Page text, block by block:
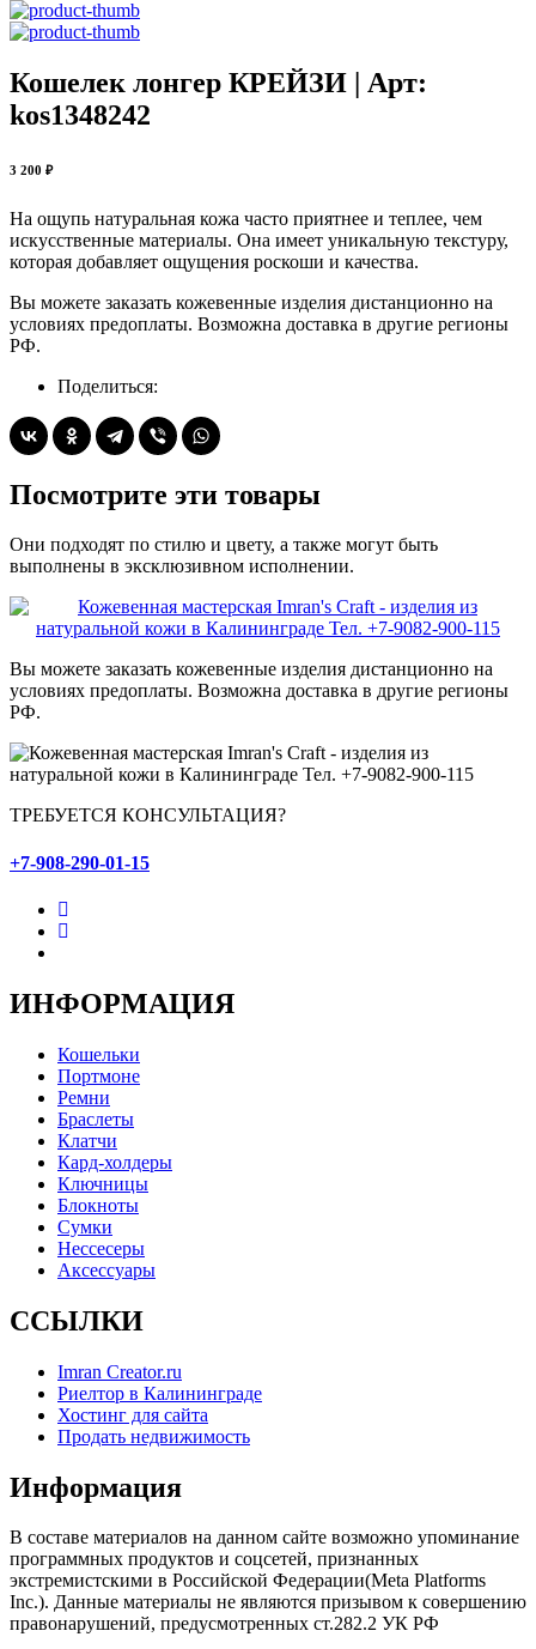
Кошелек лонгер КРЕЙЗИ | Арт:
kos1348242
3 200 ₽
На ощупь натуральная кожа часто приятнее и теплее, чем
искусственные материалы. Она имеет уникальную текстуру,
которая добавляет ощущения роскоши и качества.
Вы можете заказать кожевенные изделия дистанционно на
условиях предоплаты. Возможна доставка в другие регионы
РФ.
Поделиться:
Посмотрите эти товары
Они подходят по стилю и цвету, а также могут быть
выполнены в эксклюзивном исполнении.
Вы можете заказать кожевенные изделия дистанционно на
условиях предоплаты. Возможна доставка в другие регионы
РФ.
ТРЕБУЕТСЯ КОНСУЛЬТАЦИЯ?
+7-908-290-01-15
ИНФОРМАЦИЯ
Кошельки
Портмоне
Ремни
Браслеты
Клатчи
Кард-холдеры
Ключницы
Блокноты
Сумки
Нессесеры
Аксессуары
ССЫЛКИ
Imran Creator.ru
Риелтор в Калининграде
Хостинг для сайта
Продать недвижимость
Информация
В составе материалов на данном сайте возможно упоминание
программных продуктов и соцсетей, признанных
экстремистскими в Российской Федерации(Meta Platforms
Inc.). Данные материалы не являются призывом к совершению
правонарушений, предусмотренных ст.282.2 УК РФ